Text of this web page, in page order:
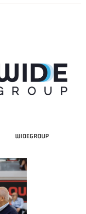
WIDEGROUP